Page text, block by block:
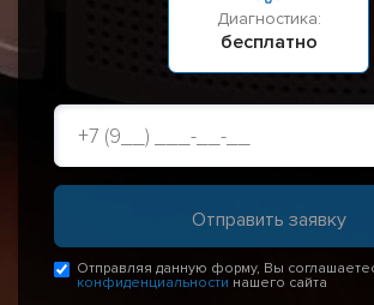
Диагностика:
бесплатно
Отправляя данную форму, Вы
конфиденциальности нашего сайта